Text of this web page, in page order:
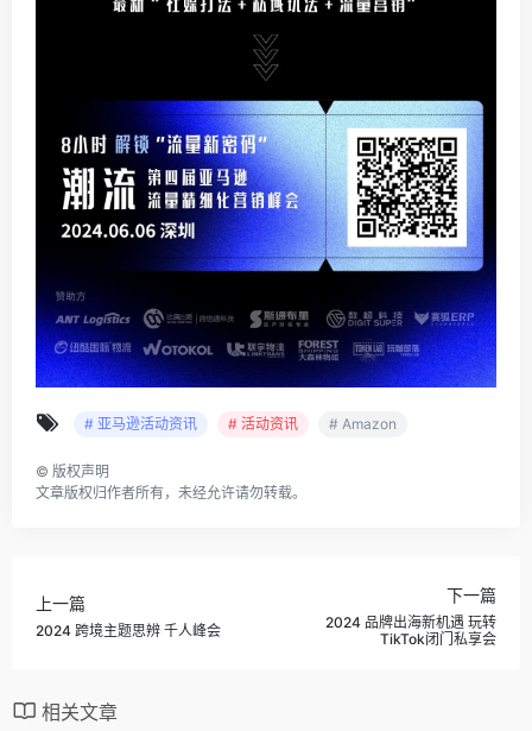
# 亚马逊活动资讯 # 活动资讯 # Amazon
© 版权声明
文章版权归作者所有，未经允许请勿转载。
上一篇
2024 跨境主题思辨 千人峰会
下一篇
2024 品牌出海新机遇 玩转
TikTok闭门私享会
相关文章